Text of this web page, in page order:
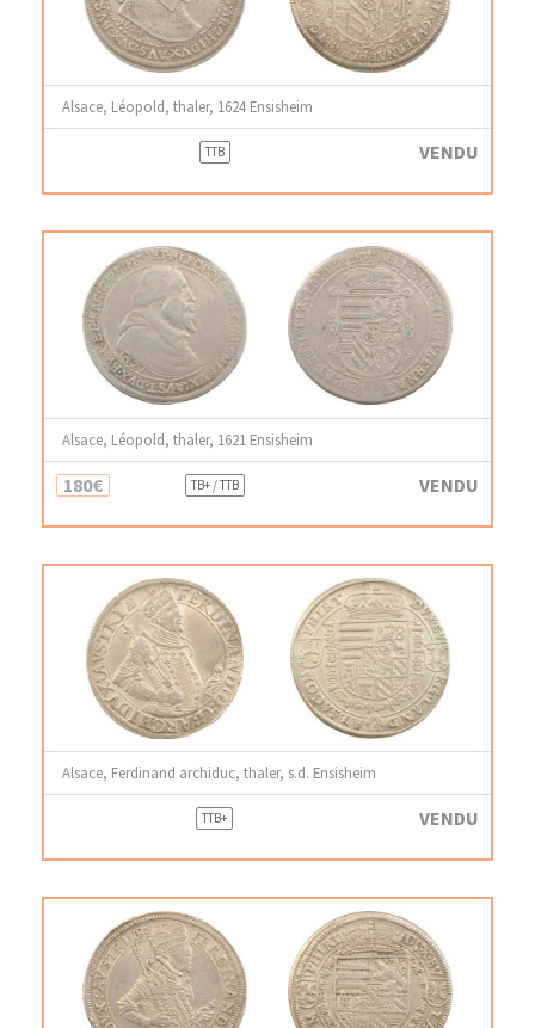
Alsace, Léopold, thaler, 1624 Ensisheim
TTB VENDU
Alsace, Léopold, thaler, 1621 Ensisheim
180€ TB+ / TTB VENDU
Alsace, Ferdinand archiduc, thaler, s.d. Ensisheim
TTB+ VENDU